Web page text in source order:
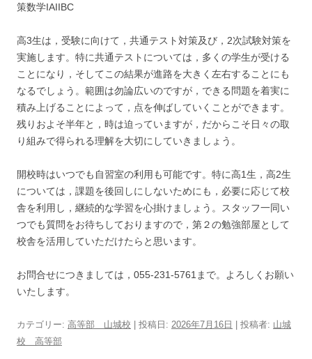
策数学IAIIBC
高3生は，受験に向けて，共通テスト対策及び，2次試験対策を
実施します。特に共通テストについては，多くの学生が受ける
ことになり，そしてこの結果が進路を大きく左右することにも
なるでしょう。範囲は勿論広いのですが，できる問題を着実に
積み上げることによって，点を伸ばしていくことができます。
残りおよそ半年と，時は迫っていますが，だからこそ日々の取
り組みで得られる理解を大切にしていきましょう。
開校時はいつでも自習室の利用も可能です。特に高1生，高2生
については，課題を後回しにしないためにも，必要に応じて校
舎を利用し，継続的な学習を心掛けましょう。スタッフ一同い
つでも質問をお待ちしておりますので，第２の勉強部屋として
校舎を活用していただけたらと思います。
お問合せにつきましては，055-231-5761まで。よろしくお願い
いたします。
カテゴリー: 高等部 山城校 | 投稿日: 2026年7月16日 投稿者: 山城
校 高等部